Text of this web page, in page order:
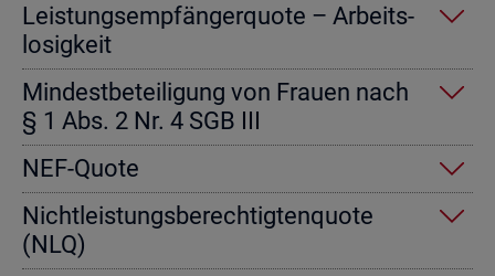
Leis­tungs­emp­fän­ger­quo­te – Ar­beits­
lo­sig­keit
Min­dest­be­tei­li­gung von Frau­en nach
§ 1 Abs. 2 Nr. 4 SGB III
NEF-Quote
Nicht­leis­tungs­be­rech­tig­ten­quo­te
(NLQ)